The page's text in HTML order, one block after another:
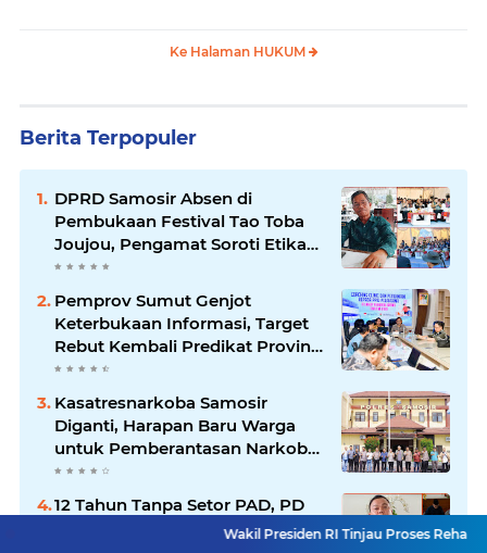
Ke Halaman HUKUM
Berita Terpopuler
DPRD Samosir Absen di
Pembukaan Festival Tao Toba
Joujou, Pengamat Soroti Etika
Birokrasi Pemkab
Pemprov Sumut Genjot
Keterbukaan Informasi, Target
Rebut Kembali Predikat Provinsi
Informatif
Kasatresnarkoba Samosir
Diganti, Harapan Baru Warga
untuk Pemberantasan Narkoba
Menguat
12 Tahun Tanpa Setor PAD, PD
AIJ Sumut Bidik Kebangkitan
Wakil Presiden RI Tinjau Proses Rehabilitasi